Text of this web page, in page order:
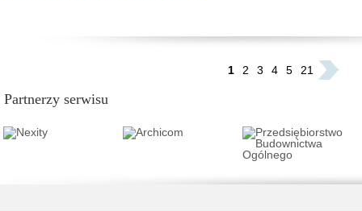
1 2 3 4 5 21
Partnerzy serwisu